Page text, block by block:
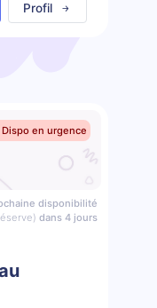
Profil
en urgence
disponibilité
dans 4 jours